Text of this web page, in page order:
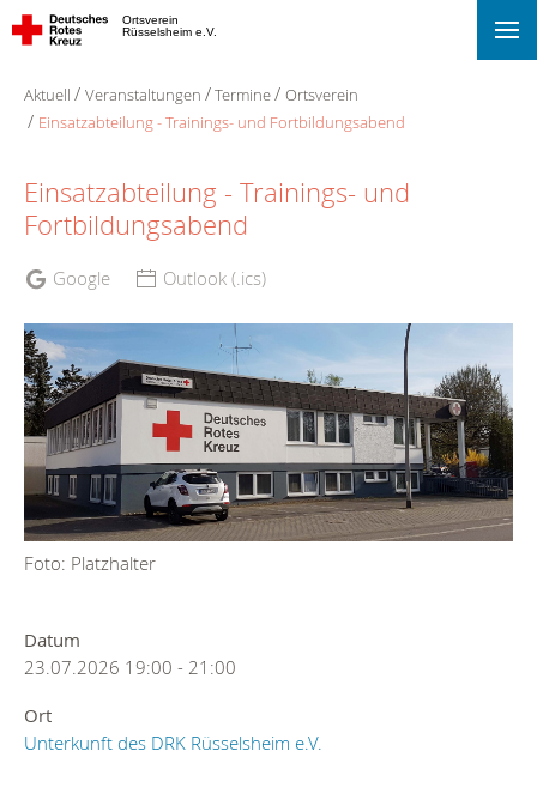
Ortsverein
Rüsselsheim e.V.
Aktuell Veranstaltungen Termine
Ortsverein
Einsatzabteilung - Trainings- und Fortbildungsabend
Einsatzabteilung - Trainings- und
Fortbildungsabend
Google Outlook (.ics)
Foto: Platzhalter
Datum
23.07.2026 19:00 - 21:00
Ort
Unterkunft des DRK Rüsselsheim e.V.